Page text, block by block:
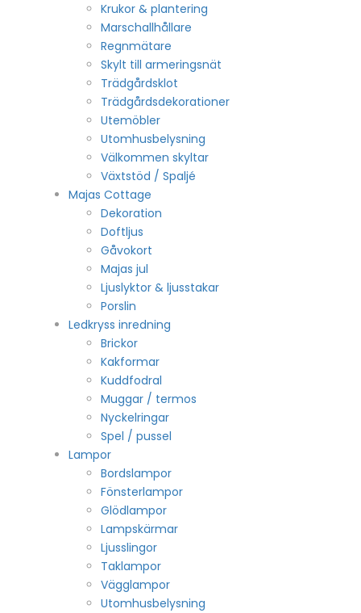
Krukor & plantering
Marschallhållare
Regnmätare
Skylt till armeringsnät
Trädgårdsklot
Trädgårdsdekorationer
Utemöbler
Utomhusbelysning
Välkommen skyltar
Växtstöd / Spaljé
Majas Cottage
Dekoration
Doftljus
Gåvokort
Majas jul
Ljuslyktor & ljusstakar
Porslin
Ledkryss inredning
Brickor
Kakformar
Kuddfodral
Muggar / termos
Nyckelringar
Spel / pussel
Lampor
Bordslampor
Fönsterlampor
Glödlampor
Lampskärmar
Ljusslingor
Taklampor
Vägglampor
Utomhusbelysning